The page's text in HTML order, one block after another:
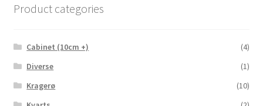
Product categories
Cabinet (10cm +)
(4)
Diverse
(1)
Kragerø
(10)